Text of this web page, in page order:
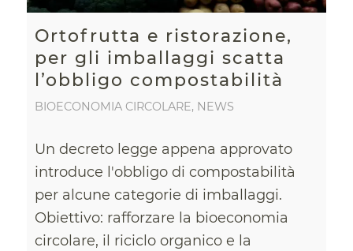
Ortofrutta e ristorazione,
per gli imballaggi scatta
l’obbligo compostabilità
BIOECONOMIA CIRCOLARE, NEWS
Un decreto legge appena approvato
introduce l'obbligo di compostabilità
per alcune categorie di imballaggi.
Obiettivo: rafforzare la bioeconomia
circolare, il riciclo organico e la